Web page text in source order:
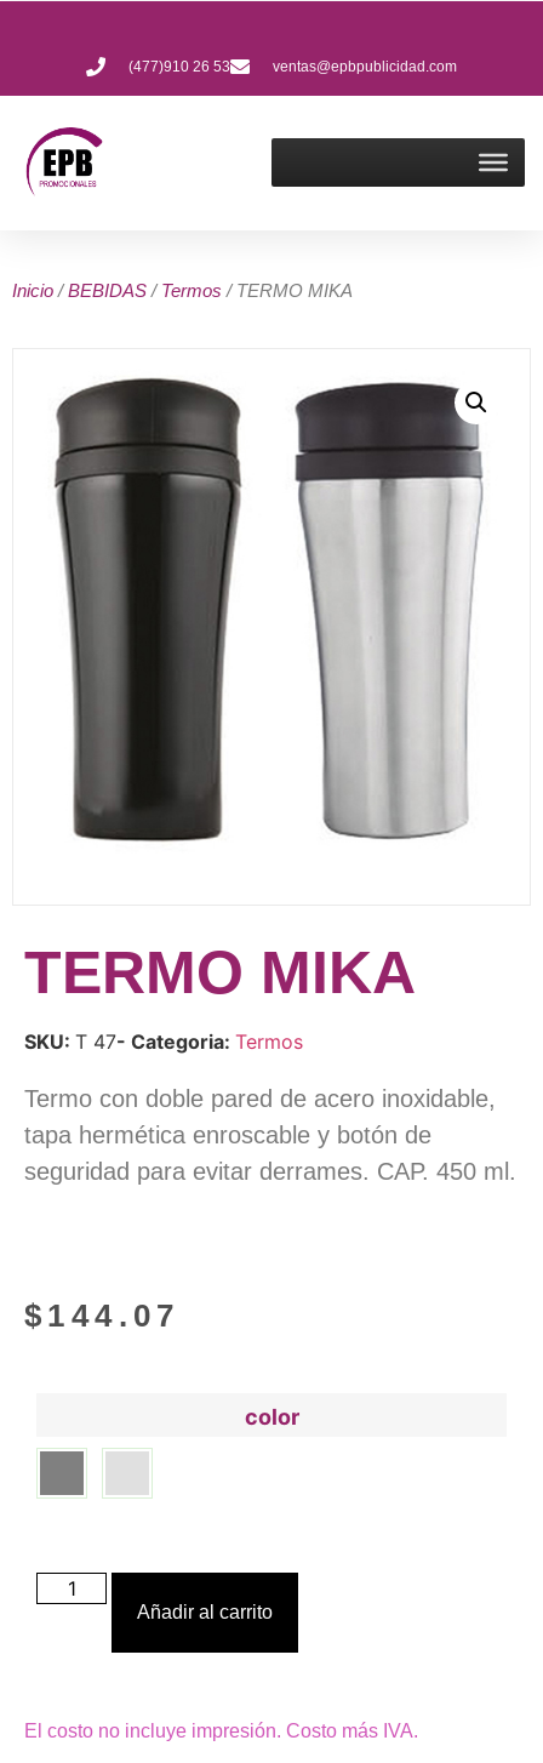
(477)910 26 53 ventas@epbpublicidad.com
Inicio /BEBIDAS /Termos / TERMO MIKA
TERMO MIKA
SKU: T 47- Categoria: Termos
Termo con doble pared de acero inoxidable,
tapa hermética enroscable y botón de
seguridad para evitar derrames. CAP. 450 ml.
$ 144.07
color
Añadir al carrito
El costo no incluye impresión. Costo más IVA.